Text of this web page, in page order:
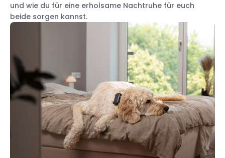
und wie du für eine erholsame Nachtruhe für euch
beide sorgen kannst.